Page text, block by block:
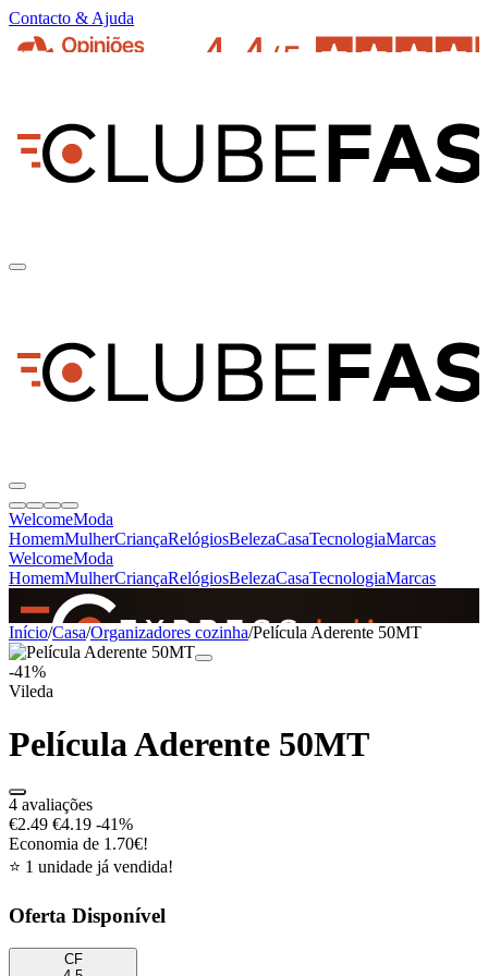
Contacto & Ajuda
WelcomeModa
HomemMulherCriançaRelógiosBelezaCasaTecnologiaMarcas
WelcomeModa
HomemMulherCriançaRelógiosBelezaCasaTecnologiaMarcas
SINCE 2005
Início/Casa/Organizadores cozinha/Película Aderente 50MT
-41%
Vileda
Película Aderente 50MT
4 avaliações
€2.49 €4.19 -41%
Economia de 1.70€!
⭐ 1 unidade já vendida!
Oferta Disponível
CF